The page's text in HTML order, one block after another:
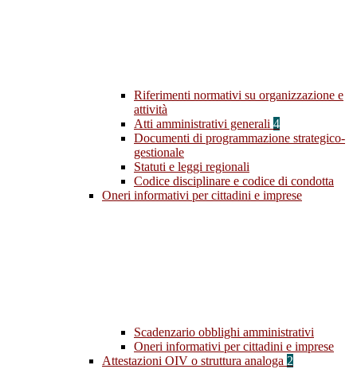
Riferimenti normativi su organizzazione e
attività
Atti amministrativi generali 4
Documenti di programmazione strategico-
gestionale
Statuti e leggi regionali
Codice disciplinare e codice di condotta
Oneri informativi per cittadini e imprese
Scadenzario obblighi amministrativi
Oneri informativi per cittadini e imprese
Attestazioni OIV o struttura analoga 2